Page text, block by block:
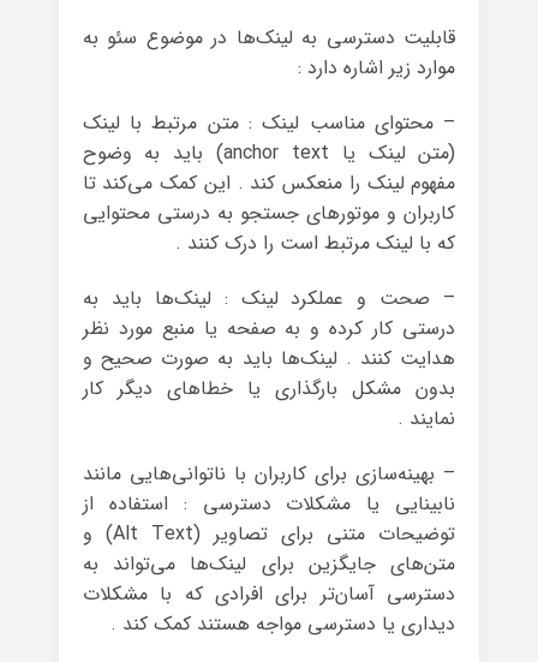
قابلیت دسترسی به لینک‌ها در موضوع سئو به
موارد زیر اشاره دارد :
– محتوای مناسب لینک : متن مرتبط با لینک
(متن لینک یا anchor text) باید به وضوح
مفهوم لینک را منعکس کند . این کمک می‌کند تا
کاربران و موتورهای جستجو به درستی محتوایی
که با لینک مرتبط است را درک کنند .
– صحت و عملکرد لینک : لینک‌ها باید به
درستی کار کرده و به صفحه یا منبع مورد نظر
هدایت کنند . لینک‌ها باید به صورت صحیح و
بدون مشکل بارگذاری یا خطاهای دیگر کار
نمایند .
– بهینه‌سازی برای کاربران با ناتوانی‌هایی مانند
نابینایی یا مشکلات دسترسی : استفاده از
توضیحات متنی برای تصاویر (Alt Text) و
متن‌های جایگزین برای لینک‌ها می‌تواند به
دسترسی آسان‌تر برای افرادی که با مشکلات
دیداری یا دسترسی مواجه هستند کمک کند .